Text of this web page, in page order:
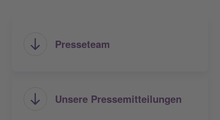
Presseteam
Unsere Pressemitteilungen